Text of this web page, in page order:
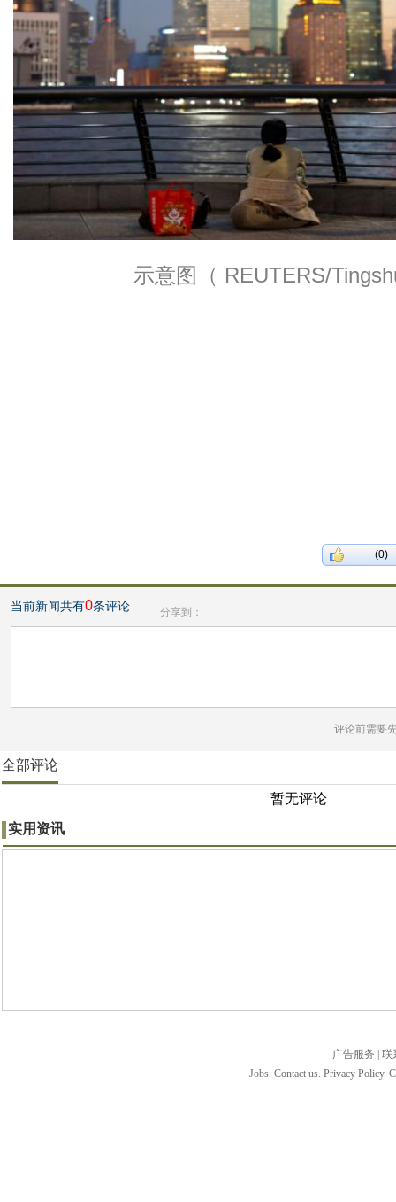
示意图（ REUTERS/
(0)
当前新闻共有0条评论 分享到：
评论前需要
全部评论
暂无评论
实用资讯
广告服务
联
Jobs. Contact us. Privacy Policy.